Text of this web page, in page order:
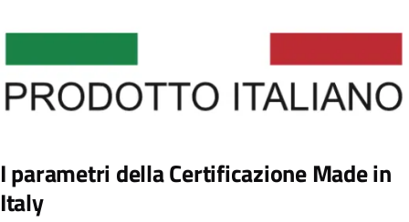
I parametri della Certificazione Made in
Italy